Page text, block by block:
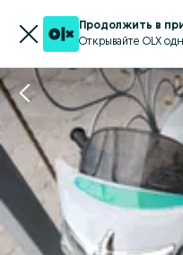
Продолжить в
Открывайте OLX